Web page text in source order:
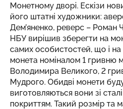
Монетному дворі. Ескізи
його штатні художники:
Дем’яненко, реверс – Роман
НБУ вирішив зберегти на
самих особистостей, що і на
монета номіналом 1 гривню
Володимира Великого, 2
Мудрого. Обидві монети
виготовляються вони зі
покриттям. Такий розмір та